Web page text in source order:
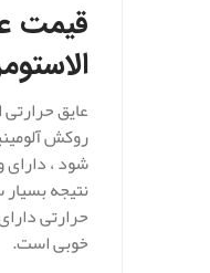
قیمت
عایق
روکش
شود ،
نتیجه
حرارتی
خوبی است.